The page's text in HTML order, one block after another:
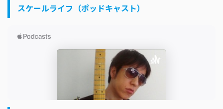
スケールライフ（ポッドキャスト）